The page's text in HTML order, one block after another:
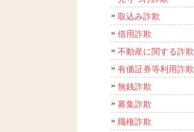
取込み詐欺
借用詐欺
不動産に関する詐欺
有価証券等利用詐欺
無銭詐欺
募集詐欺
職権詐欺